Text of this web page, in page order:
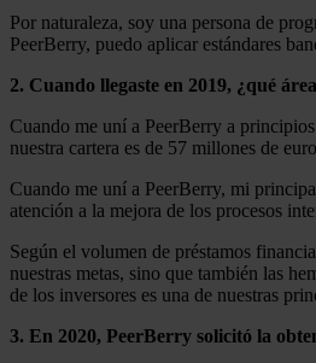
Por naturaleza, soy una persona de
PeerBerry, puedo aplicar estándares
2. Cuando llegaste en 2019, ¿qué
Cuando me uní a PeerBerry a
nuestra cartera es de 57 millones de
Cuando me uní a PeerBerry, mi
atención a la mejora de los procesos
Según el volumen de préstamos
nuestras metas, sino que también las
de los inversores es una de nuestras
3. En 2020, PeerBerry solicitó la